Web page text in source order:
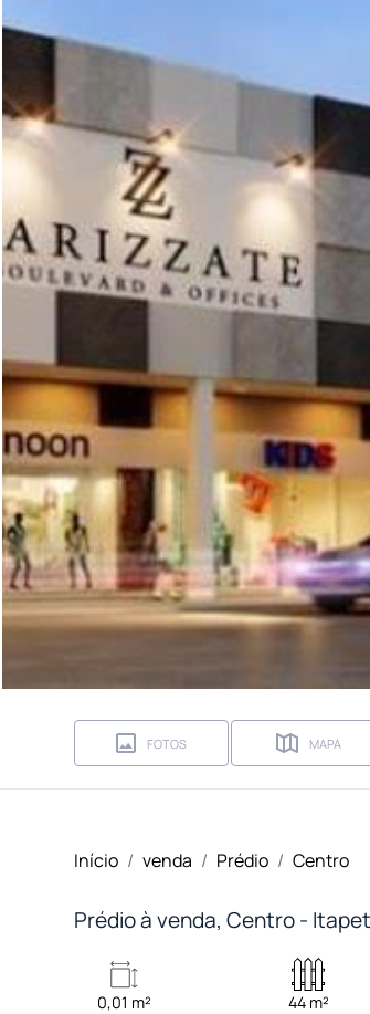
FOTOS MAPA
Início venda Prédio Centro
Prédio à venda, Centro -
0,01 m²
44 m²